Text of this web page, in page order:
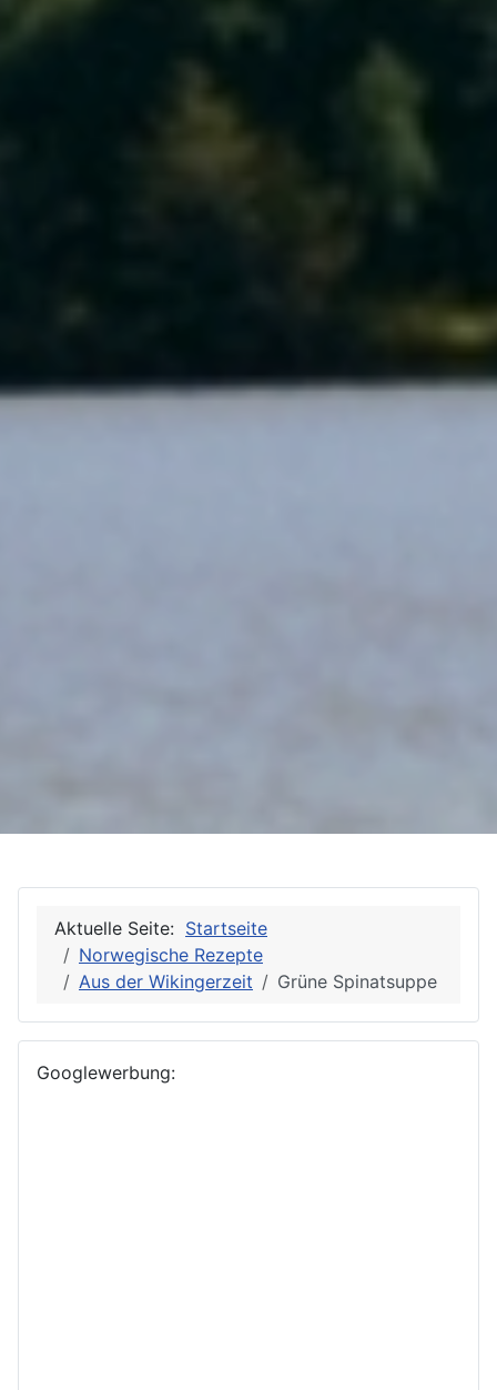
Aktuelle Seite: Startseite
Norwegische Rezepte
Aus der Wikingerzeit
Grüne Spinatsuppe
Googlewerbung: